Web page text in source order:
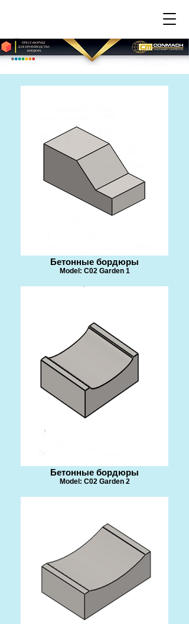
Бетонные бордюры
Model: C02 Garden 1
Бетонные бордюры
Model: C02 Garden 2